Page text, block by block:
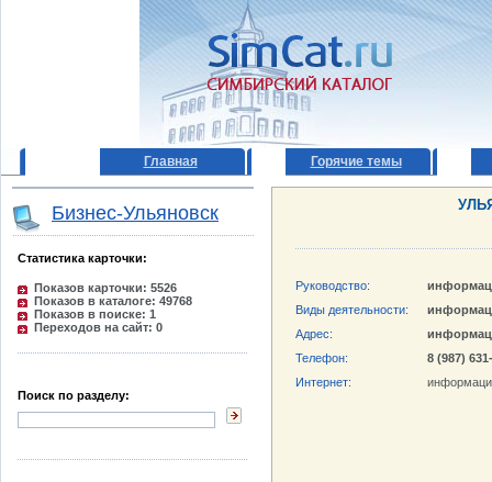
Главная Горячие темы
Бизнес-Ульяновск
Статистика карточки:
Показов карточки: 5526
Показов в каталоге: 49768
Показов в поиске: 1
Переходов на сайт: 0
Поиск по разделу:
Руководство:
Виды деятельности:
Адрес:
Телефон:
8 (987)
Интернет: